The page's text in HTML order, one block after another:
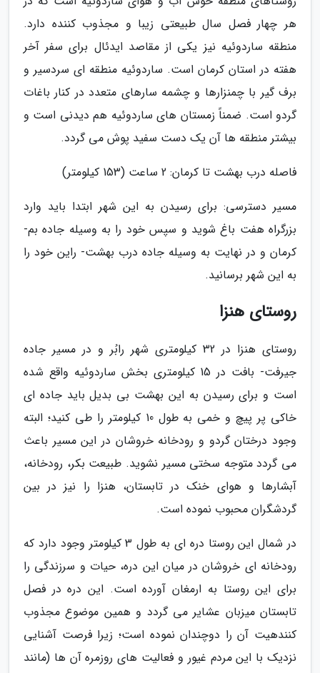
هر چهار فصل سال طبیعتی زیبا و مجذوب کننده دارد.
منطقه ساردوئیه نیز یکی از مقاصد ایدئال برای سفر آخر
هفته در استان کرمان است. ساردوئیه منطقه ای سردسیر و
برف گیر با چمنزارها و چشمه سارهای متعدد در کنار باغات
گردو است. ضمناً زمستان های ساردوئیه هم دیدنی است و
بیشتر منطقه ها آن یک دست سفید پوش می گردد.
فاصله درب بهشت تا کرمان: 2 ساعت (153 کیلومتر)
مسیر دسترسی: برای رسیدن به این شهر ابتدا باید وارد
بزرگراه هفت باغ شوید و سپس خود را به وسیله جاده بم-
کرمان و در نهایت به وسیله جاده درب بهشت- راین خود را
به این شهر برسانید.
روستای هنزا
روستای هنزا در 32 کیلومتری شهر رابُر و در مسیر جاده
جیرفت- بافت در 15 کیلومتری بخش ساردوئیه واقع شده
است و برای رسیدن به این بهشت بی بدیل باید جاده ای
خاکی پر پیچ و خمی به طول 10 کیلومتر را طی کنید؛ البته
وجود درختان گردو و رودخانه خروشان در این مسیر باعث
می گردد متوجه سختی مسیر نشوید. طبیعت بکر، رودخانه،
آبشارها و هوای خنک در تابستان، هنزا را نیز در بین
گردشگران محبوب نموده است.
در شمال این روستا دره ای به طول 3 کیلومتر وجود دارد که
رودخانه ای خروشان در میان این دره، حیات و سرزندگی را
برای این روستا به ارمغان آورده است. این دره در فصل
تابستان میزبان عشایر می گردد و همین موضوع مجذوب
کنندهیت آن را دوچندان نموده است؛ زیرا فرصت آشنایی
نزدیک با این مردم غیور و فعالیت های روزمره آن ها (مانند